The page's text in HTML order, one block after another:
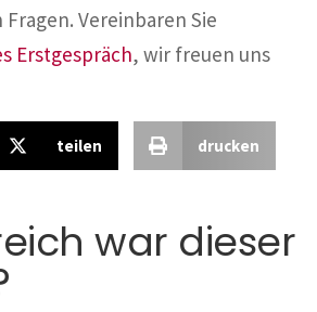
Vereinbaren Sie
Erstgespräch, wir freuen uns
teilen drucken
war dieser